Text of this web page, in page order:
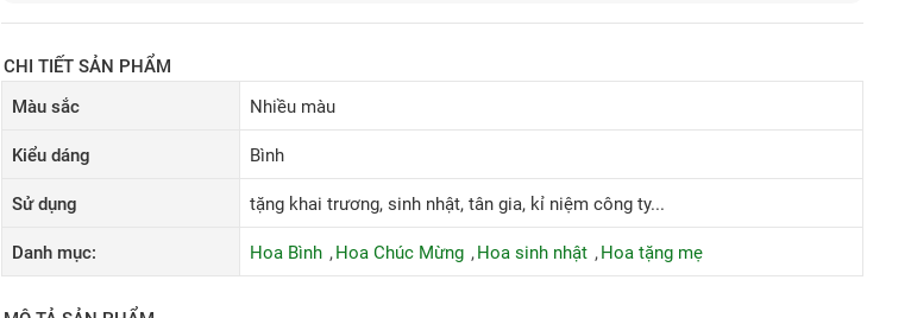
CHI TIẾT SẢN PHẨM
Màu sắc
Nhiều màu
Kiểu dáng Bình
Sử dụng tặng khai trương, sinh nhật, tân gia, kỉ niệm công ty...
Danh mục: Hoa Bình Hoa Chúc Mừng Hoa sinh nhật Hoa tặng mẹ